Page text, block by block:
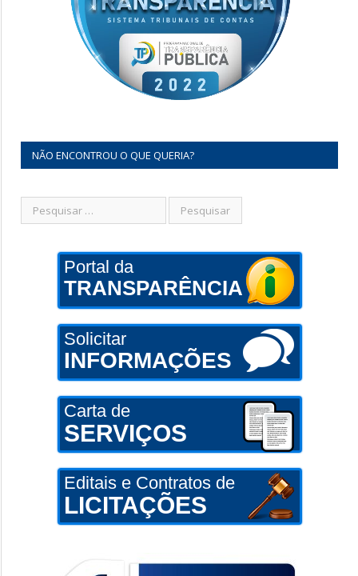
NÃO ENCONTROU O QUE QUERIA?
Portal da
TRANSPARÊNCIA
Solicitar
INFORMAÇÕES
Carta de
SERVIÇOS
Editais e Contratos de
LICITAÇÕES